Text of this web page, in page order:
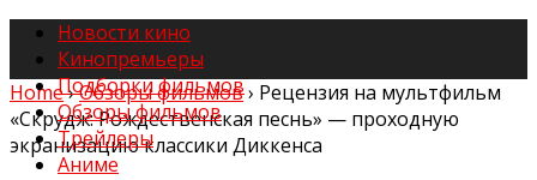
Новости кино
Кинопремьеры
Подборки фильмов
Обзоры фильмов
Трейлеры
Аниме
Home›Обзоры фильмов› Рецензия на мультфильм
«Скрудж: Рождественская песнь» — проходную
экранизацию классики Диккенса